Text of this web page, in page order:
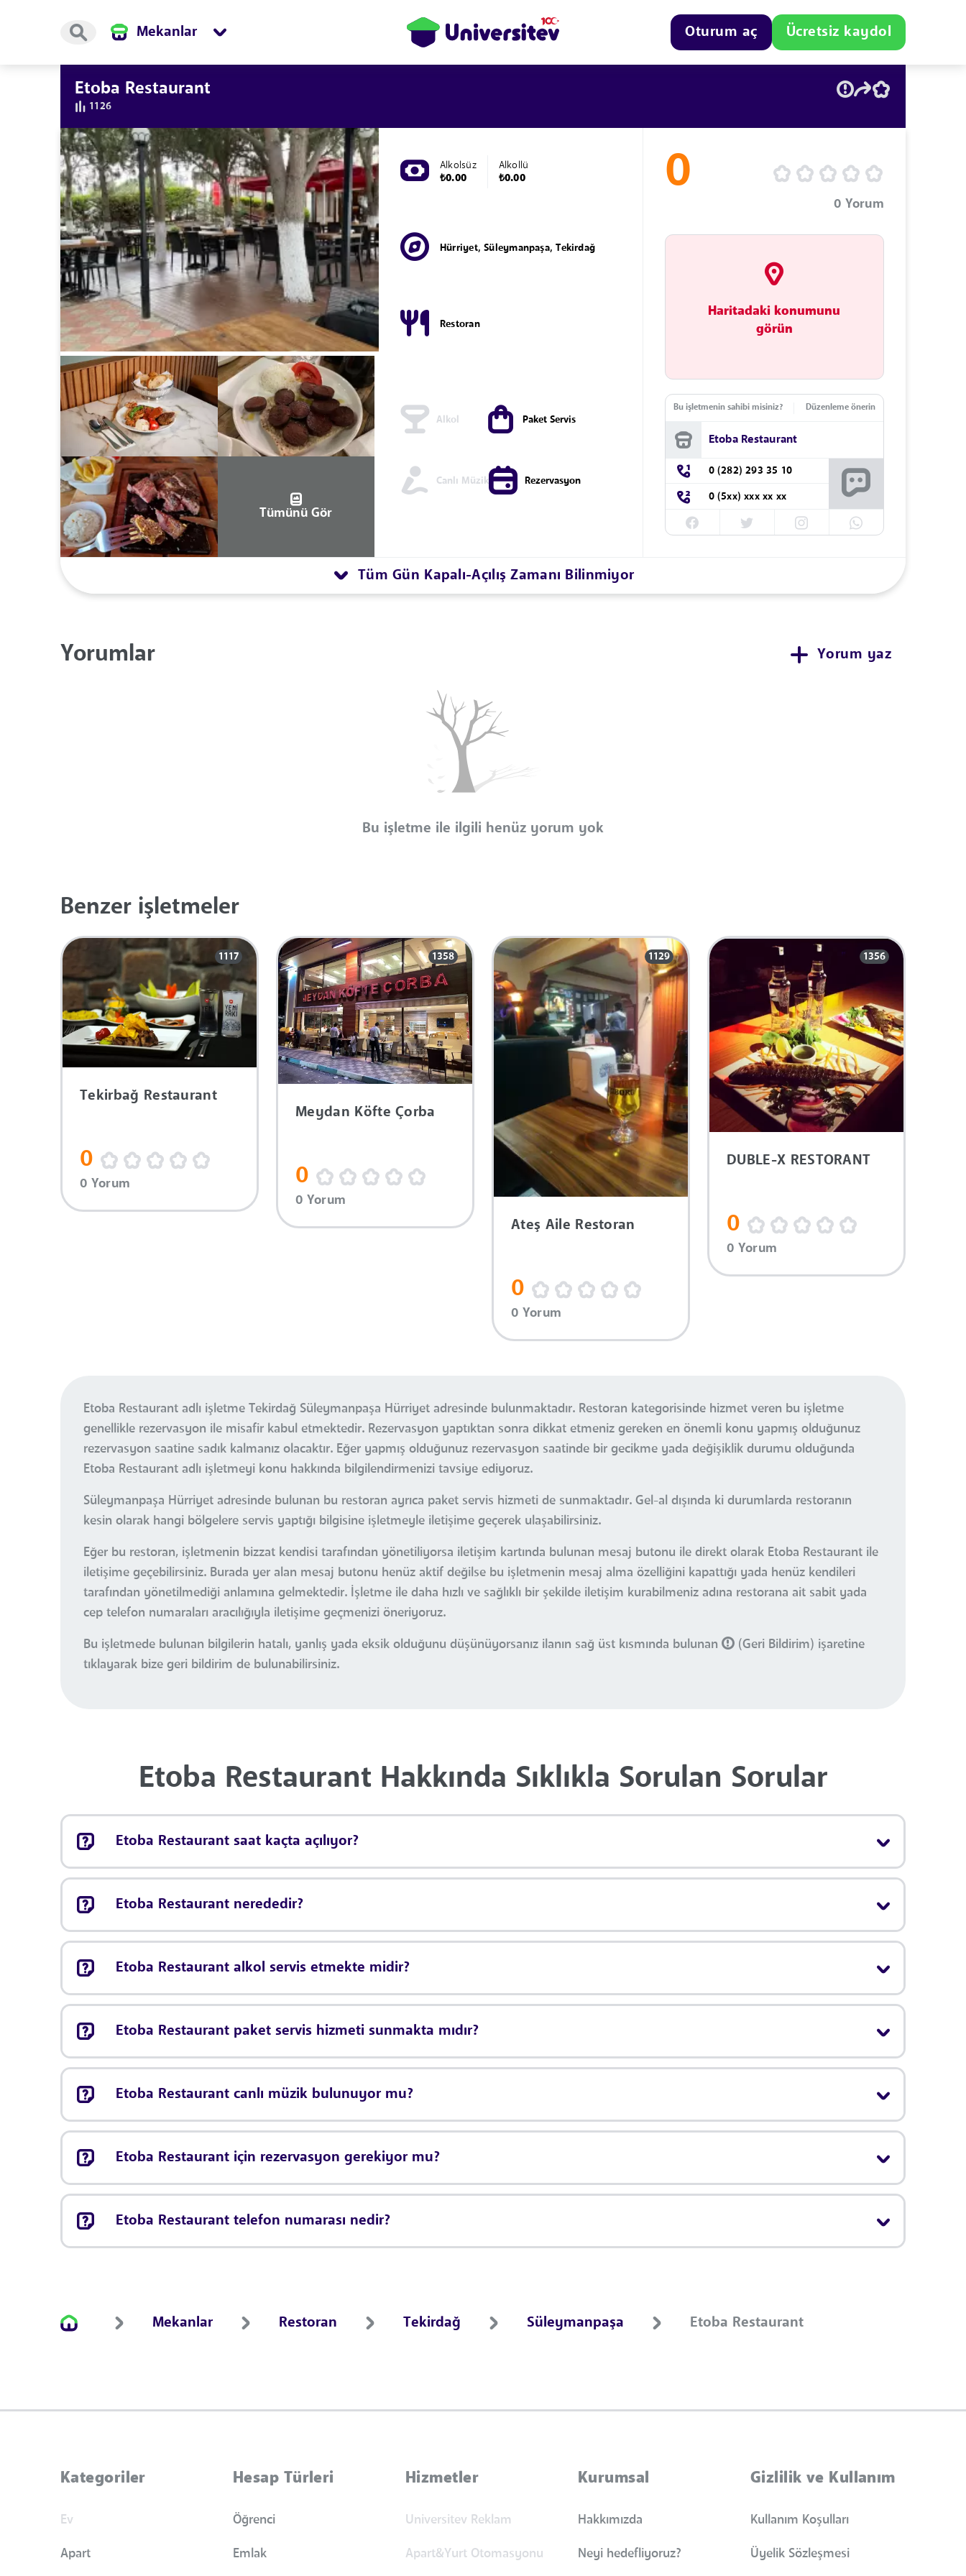
Mekanlar Oturum aç Ücretsiz kaydol
Etoba Restaurant
1126
Tümünü Gör
Alkolsüz
₺0.00
Alkollü
₺0.00
Hürriyet, Süleymanpaşa, Tekirdağ
Restoran
Alkol Paket Servis
Canlı Müzik Rezervasyon
0
0 Yorum
Haritadaki konumunu
görün
Bu işletmenin sahibi misiniz? Düzenleme önerin
Etoba Restaurant
0 (282) 293 35 10
0 (5xx) xxx xx xx
Tüm Gün Kapalı-Açılış Zamanı Bilinmiyor
Yorumlar Yorum yaz
Bu işletme ile ilgili henüz yorum yok
Benzer işletmeler
1117
Tekirbağ Restaurant
0
0 Yorum
1358
Meydan Köfte Çorba
0
0 Yorum
1129
Ateş Aile Restoran
0
0 Yorum
1356
DUBLE-X RESTORANT
0
0 Yorum
Etoba Restaurant adlı işletme Tekirdağ Süleymanpaşa Hürriyet adresinde bulunmaktadır. Restoran kategorisinde hizmet veren bu işletme
genellikle rezervasyon ile misafir kabul etmektedir. Rezervasyon yaptıktan sonra dikkat etmeniz gereken en önemli konu yapmış olduğunuz
rezervasyon saatine sadık kalmanız olacaktır. Eğer yapmış olduğunuz rezervasyon saatinde bir gecikme yada değişiklik durumu olduğunda
Etoba Restaurant adlı işletmeyi konu hakkında bilgilendirmenizi tavsiye ediyoruz.
Süleymanpaşa Hürriyet adresinde bulunan bu restoran ayrıca paket servis hizmeti de sunmaktadır. Gel-al dışında ki durumlarda restoranın
kesin olarak hangi bölgelere servis yaptığı bilgisine işletmeyle iletişime geçerek ulaşabilirsiniz.
Eğer bu restoran, işletmenin bizzat kendisi tarafından yönetiliyorsa iletişim kartında bulunan mesaj butonu ile direkt olarak Etoba Restaurant ile
iletişime geçebilirsiniz. Burada yer alan mesaj butonu henüz aktif değilse bu işletmenin mesaj alma özelliğini kapattığı yada henüz kendileri
tarafından yönetilmediği anlamına gelmektedir. İşletme ile daha hızlı ve sağlıklı bir şekilde iletişim kurabilmeniz adına restorana ait sabit yada
cep telefon numaraları aracılığıyla iletişime geçmenizi öneriyoruz.
Bu işletmede bulunan bilgilerin hatalı, yanlış yada eksik olduğunu düşünüyorsanız ilanın sağ üst kısmında bulunan
(Geri Bildirim) işaretine
tıklayarak bize geri bildirim de bulunabilirsiniz.
Etoba Restaurant Hakkında Sıklıkla Sorulan Sorular
Etoba Restaurant saat kaçta açılıyor?
Etoba Restaurant nerededir?
Etoba Restaurant alkol servis etmekte midir?
Etoba Restaurant paket servis hizmeti sunmakta mıdır?
Etoba Restaurant canlı müzik bulunuyor mu?
Etoba Restaurant için rezervasyon gerekiyor mu?
Etoba Restaurant telefon numarası nedir?
Mekanlar Restoran Tekirdağ Süleymanpaşa Etoba Restaurant
Kategoriler
Ev
Apart
Hesap Türleri
Öğrenci
Emlak
Hizmetler
Universitev Reklam
Apart&Yurt Otomasyonu
Kurumsal
Hakkımızda
Neyi hedefliyoruz?
Gizlilik ve Kullanım
Kullanım Koşulları
Üyelik Sözleşmesi